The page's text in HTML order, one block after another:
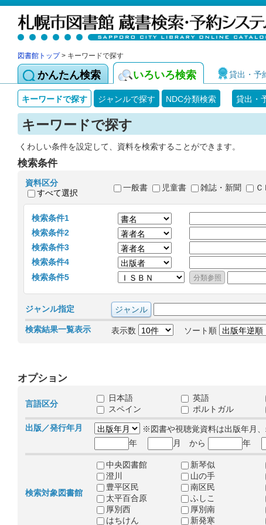
図書館トップ> キーワードで探す
かんたん検索 いろいろ検索 貸出・予
キーワードで探す ジャンルで探す NDC分類検索 貸出・
キーワードで探す
くわしい条件を設定して、資料を検索することができます。
検索条件
資料区分
すべて選択
一般書 児童書 雑誌・新聞 Ｃ
検索条件1
検索条件2
検索条件3
検索条件4
検索条件5
ジャンル指定
検索結果一覧表示 表示数 ソート順
オプション
言語区分
日本語 英語
スペイン
ポルトガル
出版／発行年月
※図書や視聴覚資料は出版年月
年
月 から 年
検索対象図書館
中央図書館 新琴似
澄川
山の手
豊平区民
南区民
太平百合原
ふしこ
厚別西
厚別南
はちけん
新発寒